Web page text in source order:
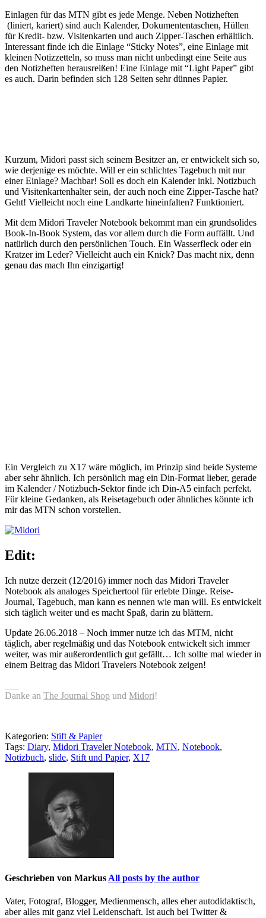
Einlagen für das MTN gibt es jede Menge. Neben Notizheften
(liniert, kariert) sind auch Kalender, Dokumententaschen, Hüllen
für Kredit- bzw. Visitenkarten und auch Zipper-Taschen erhältlich.
Interessant finde ich die Einlage “Sticky Notes”, eine Einlage mit
kleinen Notizzetteln, so muss man nicht unbedingt eine Seite aus
den Notizheften herausreißen! Eine Einlage mit “Light Paper” gibt
es auch. Darin befinden sich 128 Seiten sehr dünnes Papier.
Kurzum, Midori passt sich seinem Besitzer an, er entwickelt sich so,
wie derjenige es möchte. Will er ein schlichtes Tagebuch mit nur
einer Einlage? Machbar! Soll es doch ein Kalender inkl. Notizbuch
und Visitenkartenhalter sein, der auch noch eine Zipper-Tasche hat?
Geht! Vielleicht noch eine Landkarte hineinfalten? Funktioniert.
Mit dem Midori Traveler Notebook bekommt man ein grundsolides
Book-In-Book System, das vor allem durch die Form auffällt. Und
natürlich durch den persönlichen Touch. Ein Wasserfleck oder ein
Kratzer im Leder? Vielleicht auch ein Knick? Das macht nix, denn
genau das mach Ihn einzigartig!
Ein Vergleich zu X17 wäre möglich, im Prinzip sind beide Systeme
aber sehr ähnlich. Ich persönlich mag ein Din-Format lieber, gerade
im Kalender / Notizbuch-Sektor finde ich Din-A5 einfach perfekt.
Für kleine Gedanken, als Reisetagebuch oder ähnliches könnte ich
mir das MTN schon vorstellen.
Edit:
Ich nutze derzeit (12/2016) immer noch das Midori Traveler
Notebook als analoges Speichertool für erlebte Dinge. Reise-
Journal, Tagebuch, man kann es nennen wie man will. Es entwickelt
sich täglich weiter und es macht Spaß, darin zu blättern.
Update 26.06.2018 – Noch immer nutze ich das MTM, nicht
täglich, aber regelmäßig und das Notebook entwickelt sich immer
weiter, was mir außerordentlich gut gefällt… Ich sollte mal wieder in
einem Beitrag das Midori Travelers Notebook zeigen!
Danke an The Journal Shop und Midori!
Kategorien: Stift & Papier
Tags: Diary, Midori Traveler Notebook, MTN, Notebook,
Notizbuch, slide, Stift und Papier, X17
Geschrieben von Markus All posts by the author
Vater, Fotograf, Blogger, Medienmensch, alles eher autodidaktisch,
aber alles mit ganz viel Leidenschaft. Ist auch bei Twitter &